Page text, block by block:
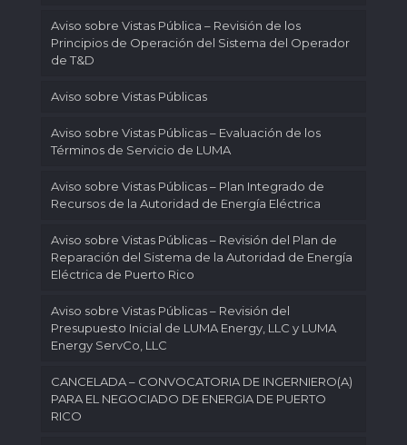
Aviso sobre Vistas Pública – Revisión de los
Principios de Operación del Sistema del Operador
de T&D
Aviso sobre Vistas Públicas
Aviso sobre Vistas Públicas – Evaluación de los
Términos de Servicio de LUMA
Aviso sobre Vistas Públicas – Plan Integrado de
Recursos de la Autoridad de Energía Eléctrica
Aviso sobre Vistas Públicas – Revisión del Plan de
Reparación del Sistema de la Autoridad de Energía
Eléctrica de Puerto Rico
Aviso sobre Vistas Públicas – Revisión del
Presupuesto Inicial de LUMA Energy, LLC y LUMA
Energy ServCo, LLC
CANCELADA – CONVOCATORIA DE INGERNIERO(A)
PARA EL NEGOCIADO DE ENERGIA DE PUERTO
RICO